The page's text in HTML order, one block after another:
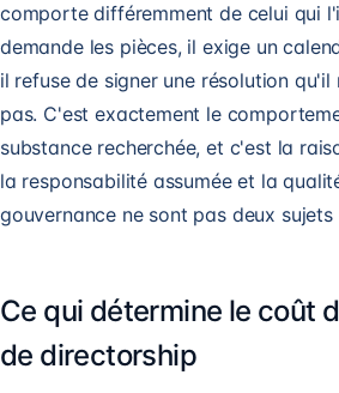
comporte différemment de celui qui
demande les pièces, il exige un
il refuse de signer une résolution qu'il
pas. C'est exactement le
substance recherchée, et c'est la
la responsabilité assumée et la
gouvernance ne sont pas deux sujets
Ce qui détermine le coût
de directorship